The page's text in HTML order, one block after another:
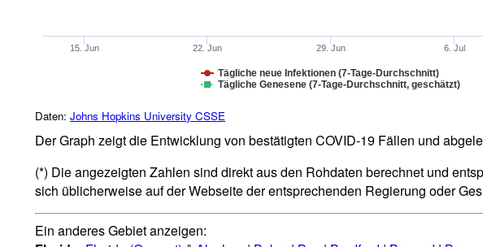
Tägliche neue Infektionen (7-Tage-Durchschnitt)
Tägliche Genesene (7-Tage-Durchschnitt, geschätzt)
15. Jun 22. Jun 29. Jun 6. Jul
Daten:Johns Hopkins University CSSE
Der Graph zeigt die Entwicklung von bestätigten COVID-19 Fällen und
(*) Die angezeigten Zahlen sind direkt aus den Rohdaten berechnet und
sich üblicherweise auf der Webseite der entsprechenden Regierung oder
Ein anderes Gebiet anzeigen: